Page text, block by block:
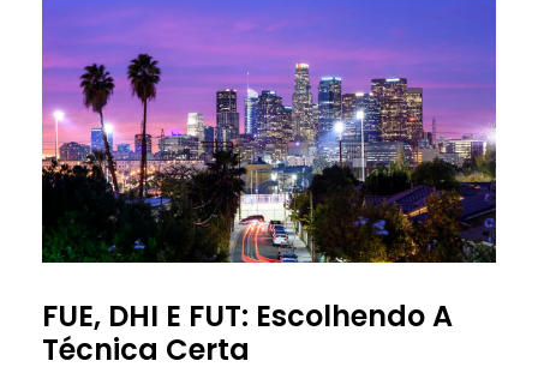
FUE, DHI E FUT: Escolhendo A
Técnica Certa